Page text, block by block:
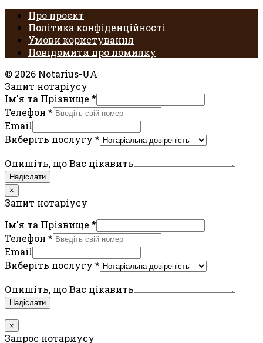
Про проєкт
Політика конфіденційності
Умови користування
Повідомити про помилку
© 2026 Notarius-UA
Запит нотаріусу
Ім'я та Прізвище *
Телефон *
Email
Виберіть послугу *
Опишіть, що Вас цікавить
Надіслати
×
Запит нотаріусу
Ім'я та Прізвище *
Телефон *
Email
Виберіть послугу *
Опишіть, що Вас цікавить
Надіслати
×
Запрос нотариусу